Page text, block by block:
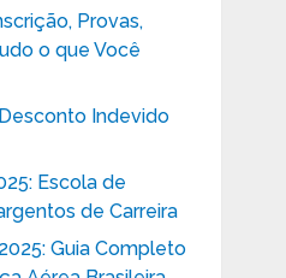
Provas,
o que Você
Indevido
Escola de
de Carreira
Guia Completo